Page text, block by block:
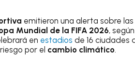
emitieron una alerta sobre
Mundial de la FIFA 2026,
en estadios de 16 ciudades
por el cambio climático.